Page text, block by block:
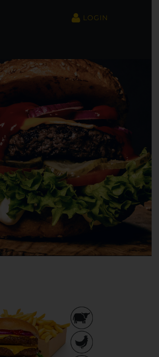
LOGIN